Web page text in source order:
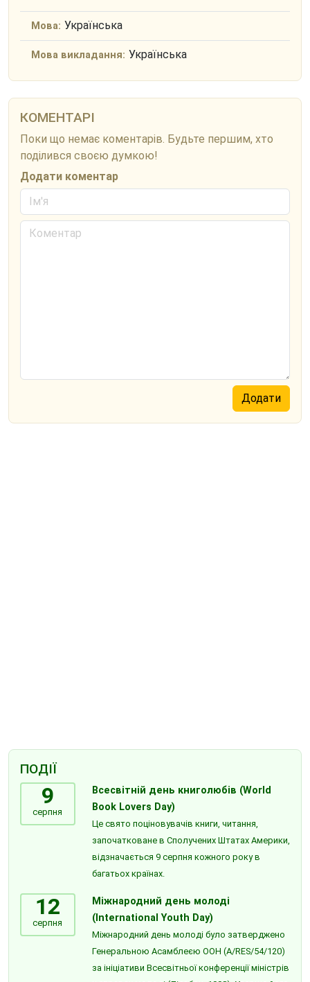
Мова: Українська
Мова викладання: Українська
КОМЕНТАРІ
Поки що немає коментарів. Будьте першим, хто
поділився своєю думкою!
Додати коментар
ПОДІЇ
9
серпня
Всесвітній день книголюбів (World
Book Lovers Day)
Це свято поціновувачів книги, читання,
започатковане в Сполучених Штатах Америки,
відзначається 9 серпня кожного року в
багатьох країнах.
12
серпня
Міжнародний день молоді
(International Youth Day)
Міжнародний день молоді було затверджено
Генеральною Асамблеєю ООН (A/RES/54/120)
за ініціативи Всесвітньої конференції міністрів